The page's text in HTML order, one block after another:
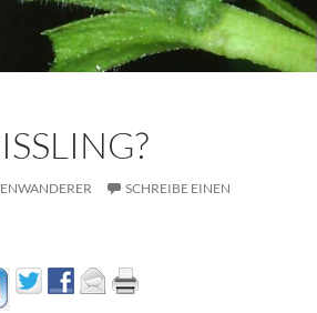
SCHREIBE EINEN